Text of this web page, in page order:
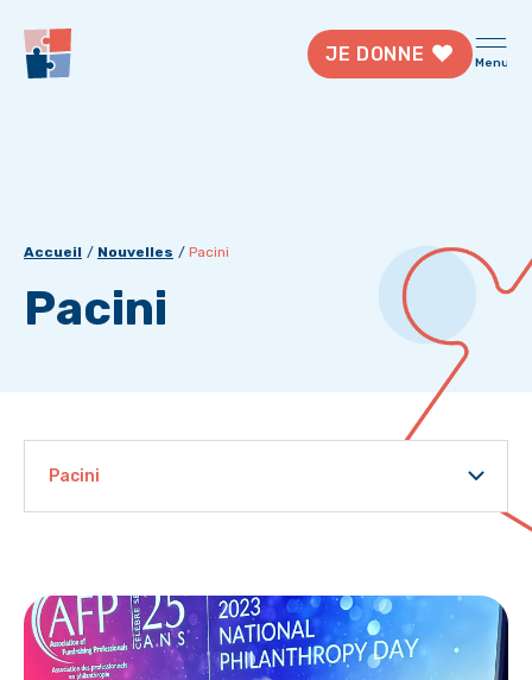
JE DONNE Menu
Accueil Nouvelles Pacini
Pacini
Pacini